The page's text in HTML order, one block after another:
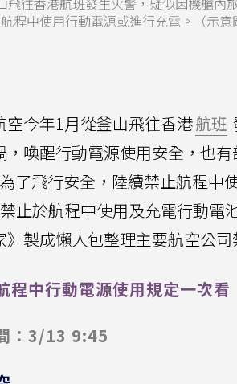
程中使用行動電源或進行充電。（示意
空今年1月從釜山飛往香港航班
，喚醒行動電源使用安全，也
為了飛行安全，陸續禁止航程中
止於航程中使用及充電行動電
》製成懶人包整理主要航空公
程中行動電源使用規定一次看
：3/13 9:45